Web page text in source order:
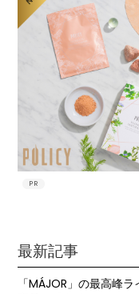
PR
最新記事
「MÁJOR」の最高峰